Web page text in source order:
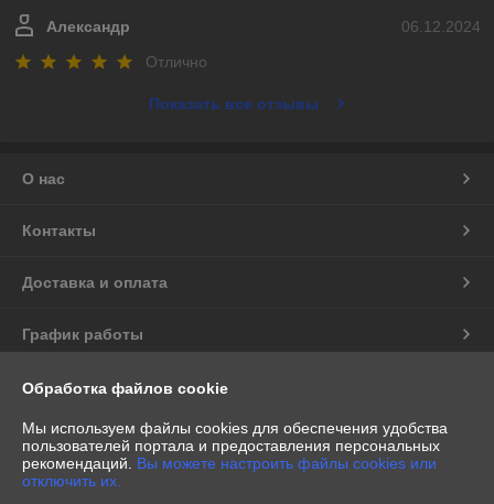
06.12.2024
Александр
Отлично
Показать все отзывы
О нас
Контакты
Доставка и оплата
График работы
Полная версия сайта
Политика обработки cookies
Сайт создан на платформе Deal.by
Обработка файлов cookie
Мы используем файлы cookies для обеспечения удобства
пользователей портала и предоставления персональных
рекомендаций. Вы можете настроить файлы cookies или
отключить их.